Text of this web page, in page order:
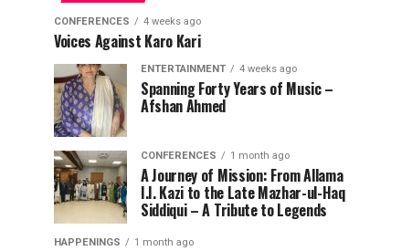
CONFERENCES 4 weeks ago
Voices Against Karo Kari
ENTERTAINMENT 4 weeks ago
Spanning Forty Years of Music –
Afshan Ahmed
CONFERENCES 1 month ago
A Journey of Mission: From Allama
I.I. Kazi to the Late Mazhar-ul-Haq
Siddiqui – A Tribute to Legends
HAPPENINGS 1 month ago